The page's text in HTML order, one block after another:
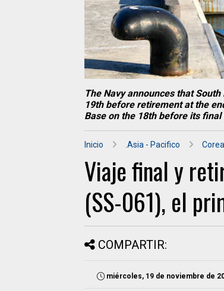
The Navy announces that
19th before retirement at the
Base on the 18th before its
Inicio .Asia - Pacifico
Viaje final y
(SS-061), el
COMPARTIR:
miércoles, 19 de noviembre de